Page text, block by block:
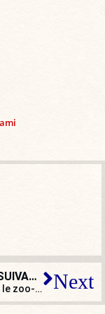
ARTICLE SUIVANT
À Chartres, le zoo-refuge entre en résistance au passe sanitaire, il est menacé de fermeture. Next